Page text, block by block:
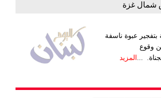
شمال غزة
عبوة ناسفة
وقوع
... المزيد